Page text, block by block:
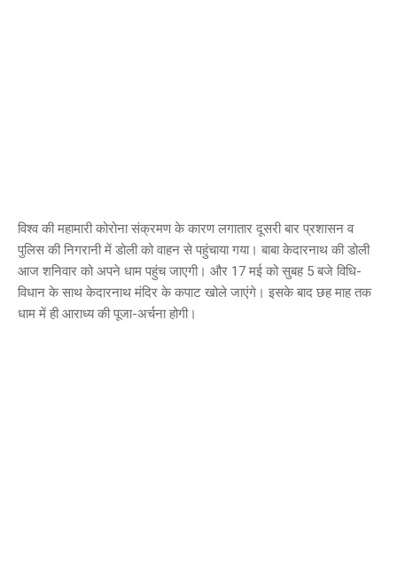
विश्व की महामारी कोरोना संक्रमण के कारण लगातार दूसरी बार प्रशासन व
पुलिस की निगरानी में डोली को वाहन से पहुंचाया गया। बाबा केदारनाथ की डोली
आज शनिवार को अपने धाम पहुंच जाएगी। और 17 मई को सुबह 5 बजे विधि-
विधान के साथ केदारनाथ मंदिर के कपाट खोले जाएंगे। इसके बाद छह माह तक
धाम में ही आराध्य की पूजा-अर्चना होगी।